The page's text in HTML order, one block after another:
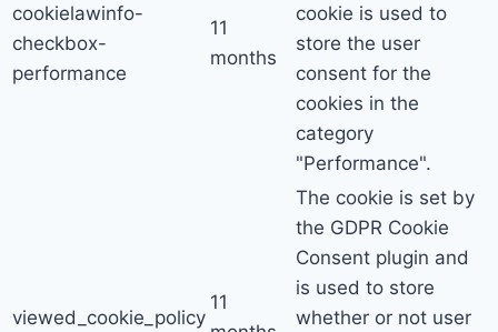
cookielawinfo-
checkbox-
performance
11
months
cookie is used to
store the user
consent for the
cookies in the
category
"Performance".
viewed_cookie_policy
11
The cookie is set by
the GDPR Cookie
Consent plugin and
is used to store
whether or not user